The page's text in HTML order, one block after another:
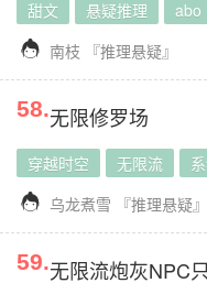
甜文 悬疑推理 abo
 南枝 『推理悬疑』
58.无限修罗场
穿越时空 无限流
 乌龙煮雪 『推理悬疑』
59.无限流炮灰NPC